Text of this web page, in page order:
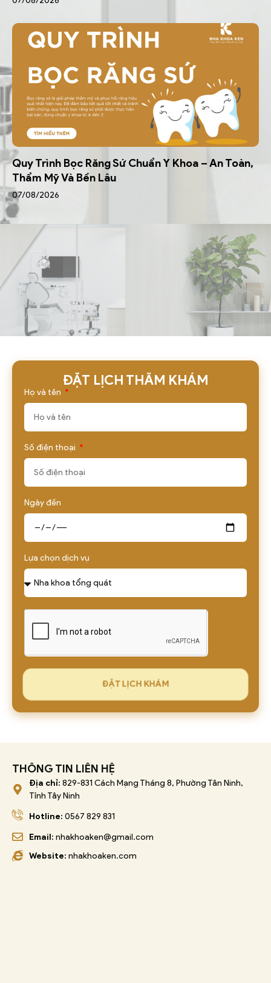
Quy Trình Bọc Răng Sứ Chuẩn Y Khoa – An Toàn,
Thẩm Mỹ Và Bền Lâu
07/08/2026
ĐẶT LỊCH THĂM KHÁM
Họ và tên
Số điện thoại
Ngày đến
Lựa chọn dịch vụ
ĐẶT LỊCH KHÁM
THÔNG TIN LIÊN HỆ
Địa chỉ: 829-831 Cách Mạng Tháng 8, Phường Tân Ninh,
Tỉnh Tây Ninh
Hotline: 0567 829 831
Email: nhakhoaken@gmail.com
Website: nhakhoaken.com